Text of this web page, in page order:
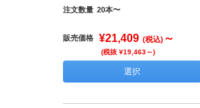
注文数量 20本〜
販売価格 ¥21,409 (税込) ～
(税抜 ¥19,463～)
選択